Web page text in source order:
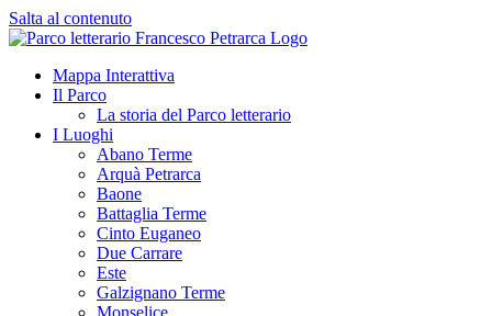
Salta al contenuto
Mappa Interattiva
Il Parco
La storia del Parco letterario
I Luoghi
Abano Terme
Arquà Petrarca
Baone
Battaglia Terme
Cinto Euganeo
Due Carrare
Este
Galzignano Terme
Monselice